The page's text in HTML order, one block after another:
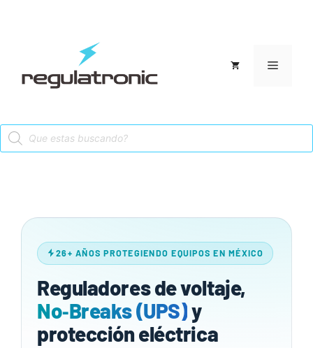
Menú
Products
search
26+ AÑOS PROTEGIENDO EQUIPOS EN MÉXICO
Reguladores de voltaje,
No‑Breaks (UPS)y
protección eléctrica